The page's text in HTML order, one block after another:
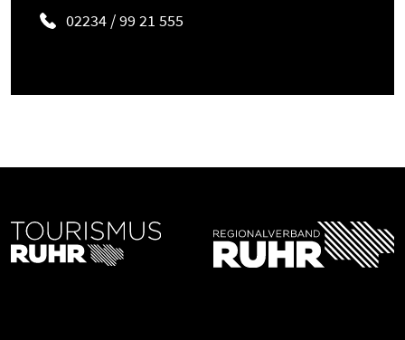
02234 / 99 21 555